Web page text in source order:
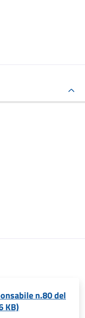
n.80 del
KB)